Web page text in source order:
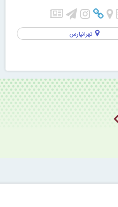
تهرانپارس